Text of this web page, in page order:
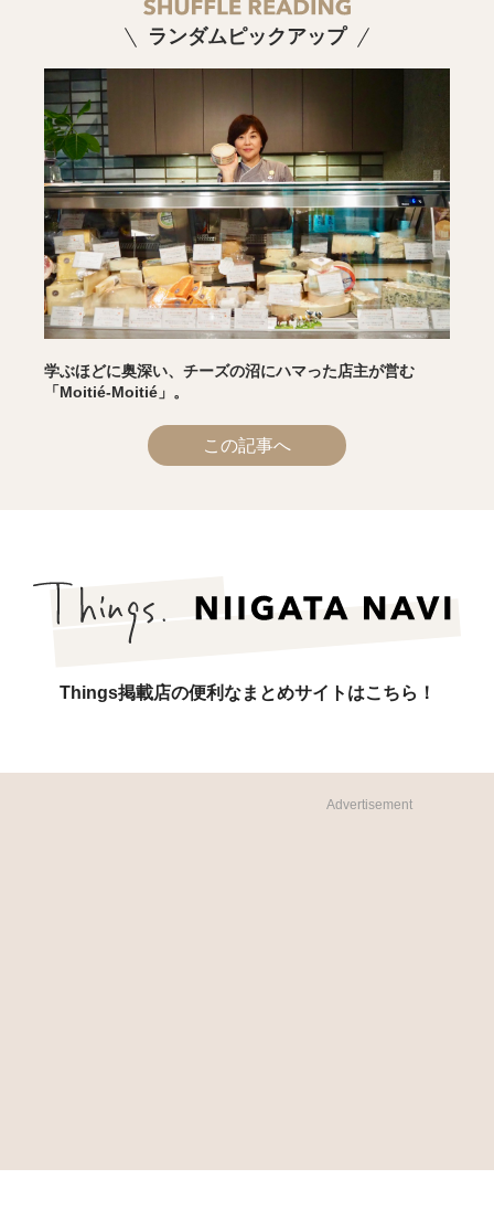
ランダムピックアップ
学ぶほどに奥深い、チーズの沼にハマった店主が営む
「Moitié-Moitié」。
この記事へ
Things掲載店の便利なまとめサイトはこちら！
Advertisement